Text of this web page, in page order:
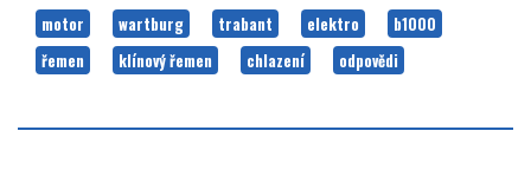
motor wartburg trabant elektro
b1000
řemen
klínový řemen chlazení odpovědi